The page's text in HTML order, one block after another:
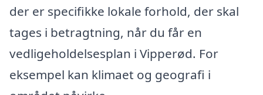
der er specifikke lokale forhold, der skal
tages i betragtning, når du får en
vedligeholdelsesplan i Vipperød. For
eksempel kan klimaet og geografi i